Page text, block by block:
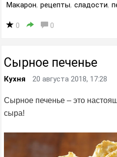
Макарон, рецепты, сладости,
0 0
Сырное печенье
Кухня 20 августа 2018, 17:28
Сырное печенье – это
сыра!